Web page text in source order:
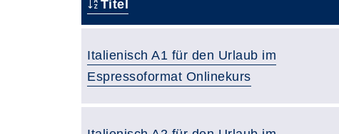
Titel
Italienisch A1 für den Urlaub im
Espressoformat Onlinekurs